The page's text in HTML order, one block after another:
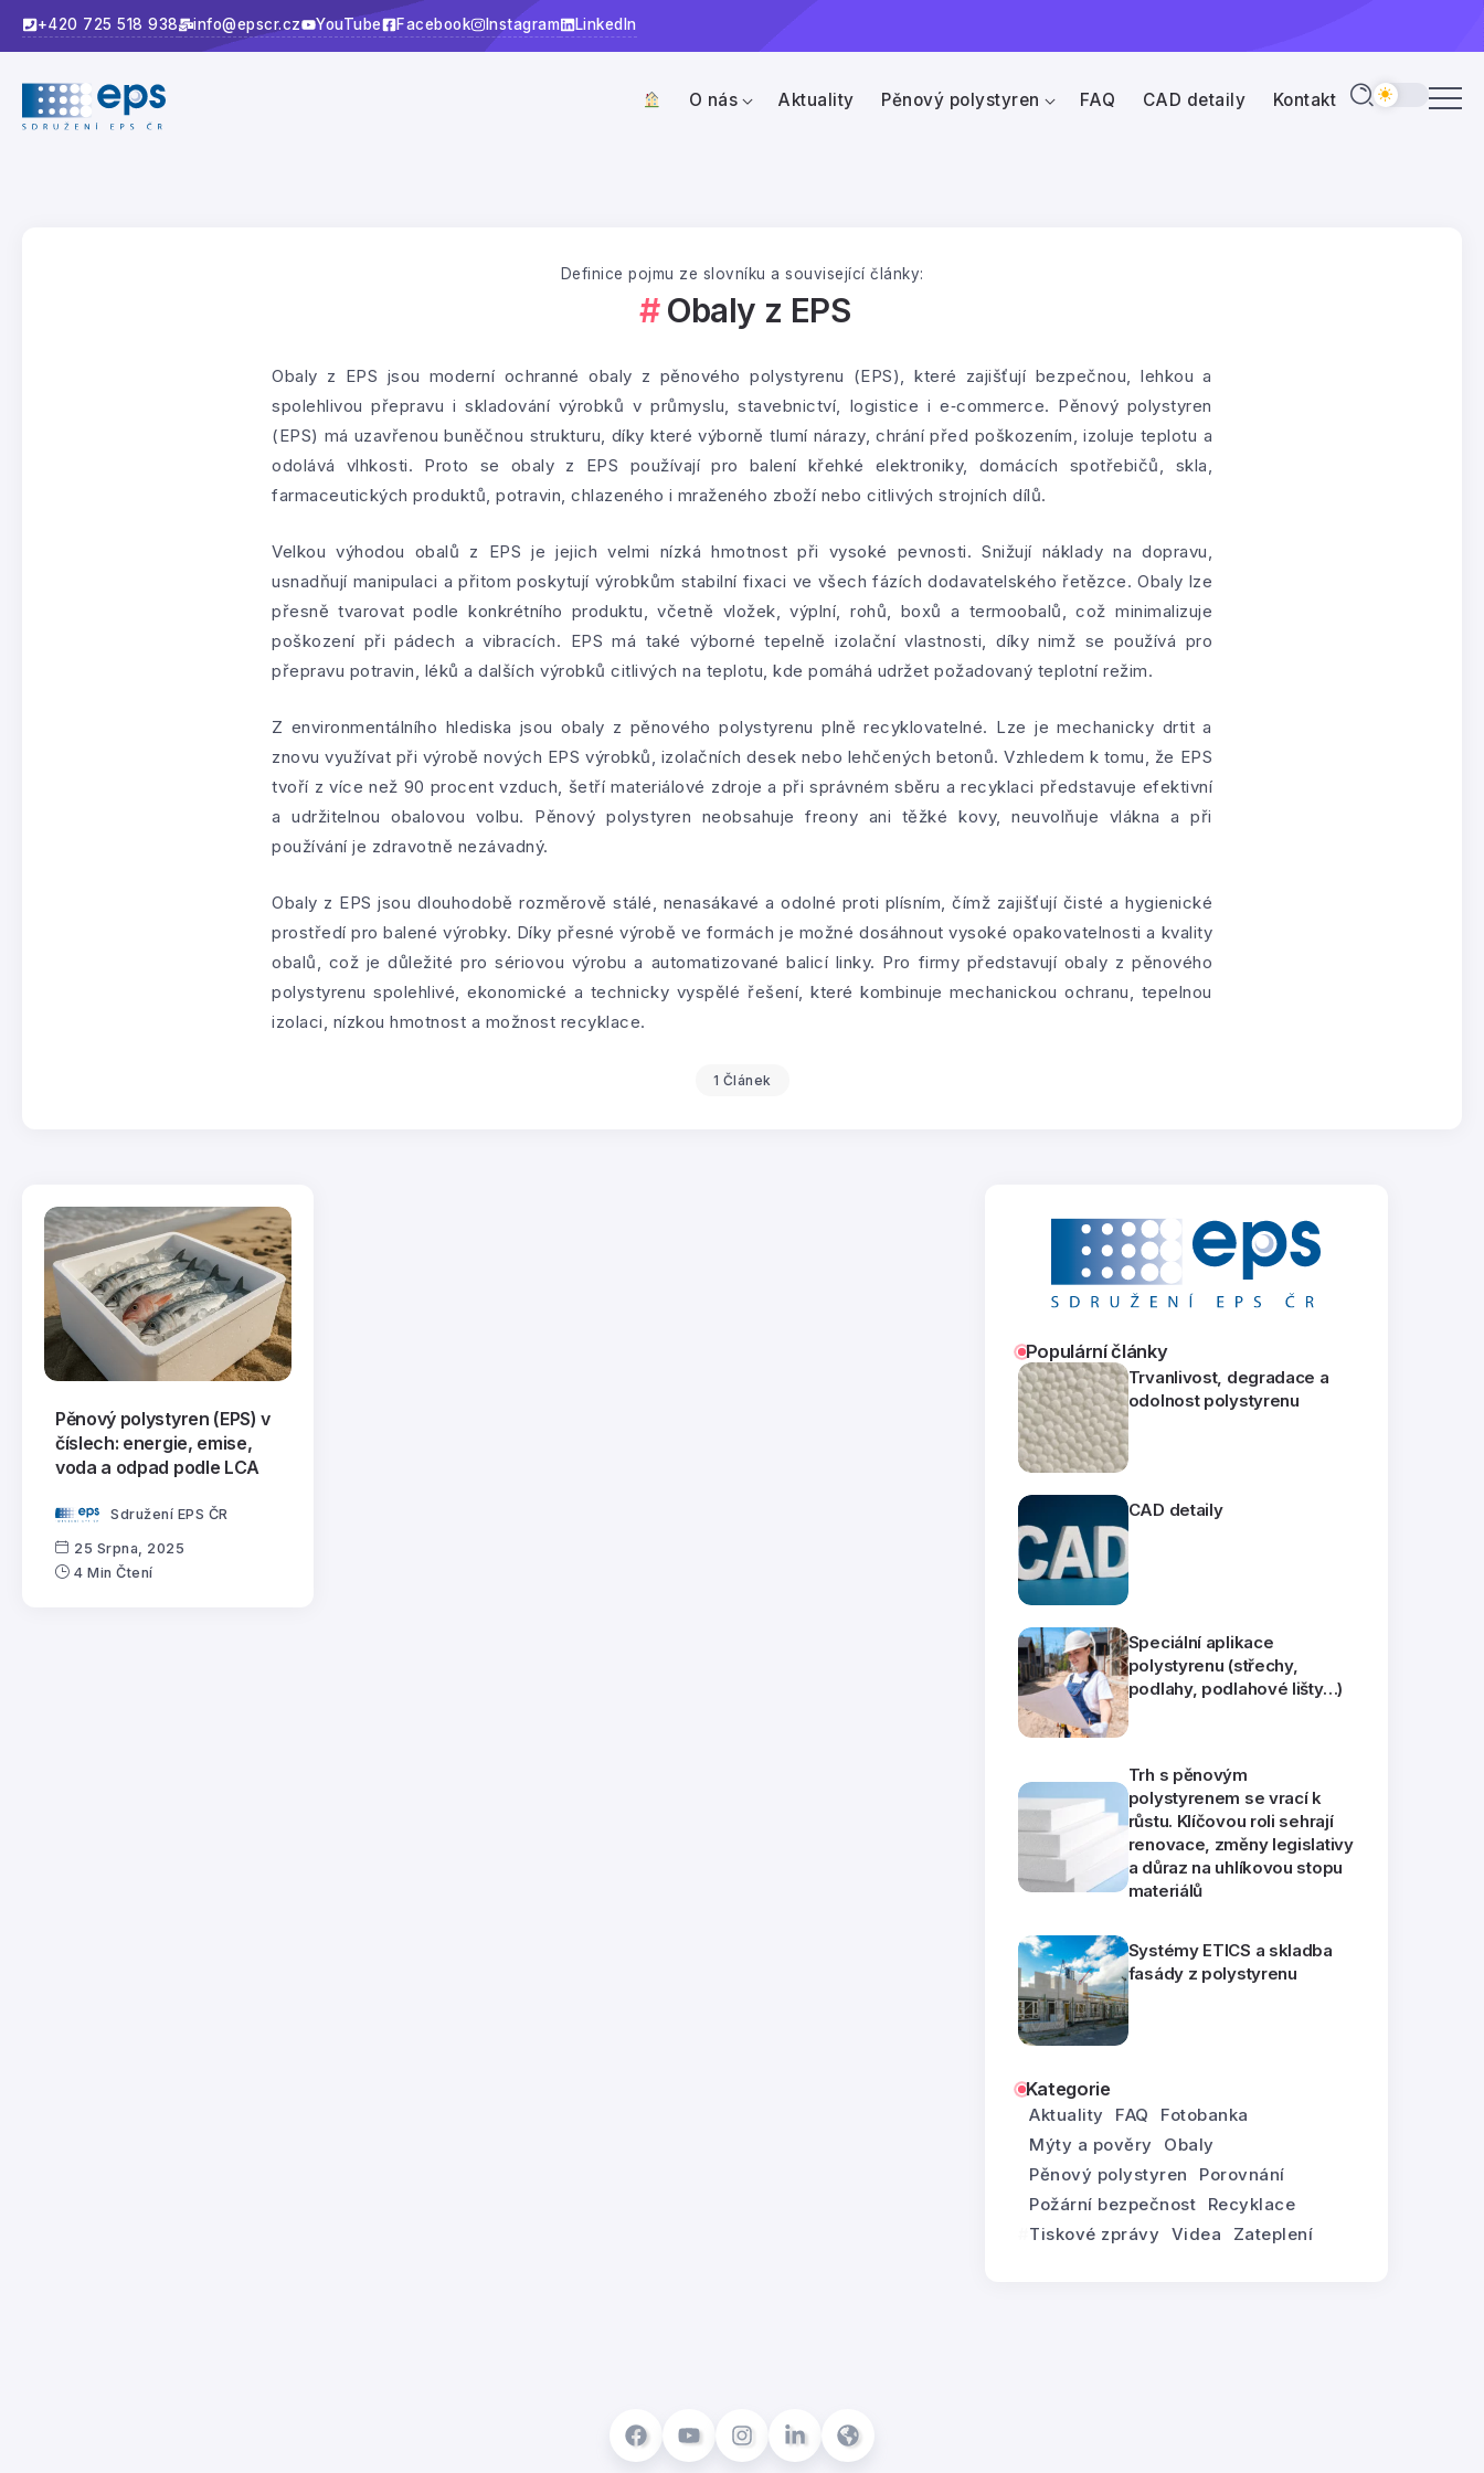
+420 725 518 938 info@epscr.cz YouTube Facebook Instagram LinkedIn
O nás Aktuality Pěnový polystyren FAQ CAD detaily Kontakt
Definice pojmu ze slovníku a související články:
Obaly z EPS
Obaly z EPS jsou moderní ochranné obaly z pěnového polystyrenu (EPS), které zajišťují bezpečnou, lehkou a
spolehlivou přepravu i skladování výrobků v průmyslu, stavebnictví, logistice i e‑commerce. Pěnový polystyren
(EPS) má uzavřenou buněčnou strukturu, díky které výborně tlumí nárazy, chrání před poškozením, izoluje teplotu a
odolává vlhkosti. Proto se obaly z EPS používají pro balení křehké elektroniky, domácích spotřebičů, skla,
farmaceutických produktů, potravin, chlazeného i mraženého zboží nebo citlivých strojních dílů.
Velkou výhodou obalů z EPS je jejich velmi nízká hmotnost při vysoké pevnosti. Snižují náklady na dopravu,
usnadňují manipulaci a přitom poskytují výrobkům stabilní fixaci ve všech fázích dodavatelského řetězce. Obaly lze
přesně tvarovat podle konkrétního produktu, včetně vložek, výplní, rohů, boxů a termoobalů, což minimalizuje
poškození při pádech a vibracích. EPS má také výborné tepelně izolační vlastnosti, díky nimž se používá pro
přepravu potravin, léků a dalších výrobků citlivých na teplotu, kde pomáhá udržet požadovaný teplotní režim.
Z environmentálního hlediska jsou obaly z pěnového polystyrenu plně recyklovatelné. Lze je mechanicky drtit a
znovu využívat při výrobě nových EPS výrobků, izolačních desek nebo lehčených betonů. Vzhledem k tomu, že EPS
tvoří z více než 90 procent vzduch, šetří materiálové zdroje a při správném sběru a recyklaci představuje efektivní
a udržitelnou obalovou volbu. Pěnový polystyren neobsahuje freony ani těžké kovy, neuvolňuje vlákna a při
používání je zdravotně nezávadný.
Obaly z EPS jsou dlouhodobě rozměrově stálé, nenasákavé a odolné proti plísním, čímž zajišťují čisté a hygienické
prostředí pro balené výrobky. Díky přesné výrobě ve formách je možné dosáhnout vysoké opakovatelnosti a kvality
obalů, což je důležité pro sériovou výrobu a automatizované balicí linky. Pro firmy představují obaly z pěnového
polystyrenu spolehlivé, ekonomické a technicky vyspělé řešení, které kombinuje mechanickou ochranu, tepelnou
izolaci, nízkou hmotnost a možnost recyklace.
1 Článek
Pěnový polystyren (EPS) v
číslech: energie, emise,
voda a odpad podle LCA
Sdružení EPS ČR
25 Srpna, 2025
4 Min Čtení
Populární články
Trvanlivost, degradace a
odolnost polystyrenu
CAD detaily
Speciální aplikace
polystyrenu (střechy,
podlahy, podlahové lišty…)
Trh s pěnovým
polystyrenem se vrací k
růstu. Klíčovou roli sehrají
renovace, změny legislativy
a důraz na uhlíkovou stopu
materiálů
Systémy ETICS a skladba
fasády z polystyrenu
Kategorie
Aktuality FAQ
Fotobanka
Mýty a pověry
Obaly
Pěnový polystyren
Porovnání
Požární bezpečnost
Recyklace
Tiskové zprávy
Videa Zateplení